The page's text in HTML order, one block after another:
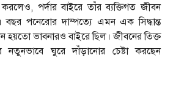
পর্দার বাইরে তাঁর ব্যক্তিগত জীবন
পনেরোর দাম্পত্যে এমন এক সিদ্ধান্ত
হয়তো ভাবনারও বাইরে ছিল। জীবনের তিক্ত
নতুনভাবে ঘুরে দাঁড়ানোর চেষ্টা করছেন